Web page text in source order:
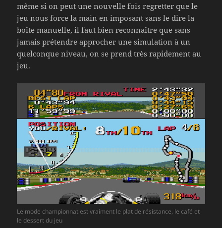
même si on peut une nouvelle fois regretter que le
jeu nous force la main en imposant sans le dire la
boîte manuelle, il faut bien reconnaître que sans
jamais prétendre approcher une simulation à un
quelconque niveau, on se prend très rapidement au
jeu.
Le mode championnat est vraiment le plat de résistance, le café et
le dessert du jeu